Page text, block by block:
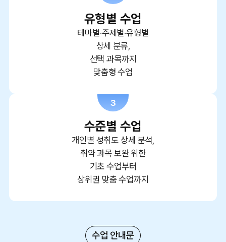
유형별 수업
테마별·주제별·유형별
상세 분류,
선택 과목까지
맞춤형 수업
3
수준별 수업
개인별 성취도 상세 분석,
취약 과목 보완 위한
기초 수업부터
상위권 맞춤 수업까지
수업 안내문